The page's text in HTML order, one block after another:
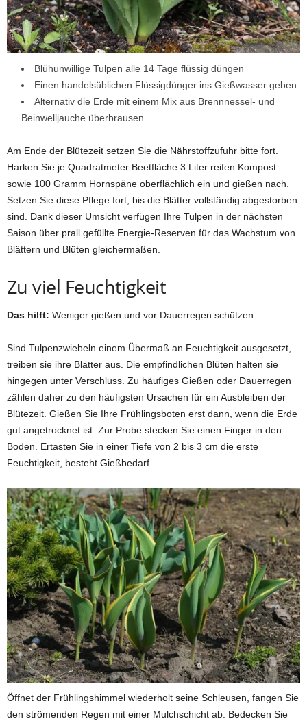
Blühunwillige Tulpen alle 14 Tage flüssig düngen
Einen handelsüblichen Flüssigdünger ins Gießwasser geben
Alternativ die Erde mit einem Mix aus Brennnessel- und
Beinwelljauche überbrausen
Am Ende der Blütezeit setzen Sie die Nährstoffzufuhr bitte fort.
Harken Sie je Quadratmeter Beetfläche 3 Liter reifen Kompost
sowie 100 Gramm Hornspäne oberflächlich ein und gießen nach.
Setzen Sie diese Pflege fort, bis die Blätter vollständig abgestorben
sind. Dank dieser Umsicht verfügen Ihre Tulpen in der nächsten
Saison über prall gefüllte Energie-Reserven für das Wachstum von
Blättern und Blüten gleichermaßen.
Zu viel Feuchtigkeit
Das hilft: Weniger gießen und vor Dauerregen schützen
Sind Tulpenzwiebeln einem Übermaß an Feuchtigkeit ausgesetzt,
treiben sie ihre Blätter aus. Die empfindlichen Blüten halten sie
hingegen unter Verschluss. Zu häufiges Gießen oder Dauerregen
zählen daher zu den häufigsten Ursachen für ein Ausbleiben der
Blütezeit. Gießen Sie Ihre Frühlingsboten erst dann, wenn die Erde
gut angetrocknet ist. Zur Probe stecken Sie einen Finger in den
Boden. Ertasten Sie in einer Tiefe von 2 bis 3 cm die erste
Feuchtigkeit, besteht Gießbedarf.
Öffnet der Frühlingshimmel wiederholt seine Schleusen, fangen Sie
den strömenden Regen mit einer Mulchschicht ab. Bedecken Sie